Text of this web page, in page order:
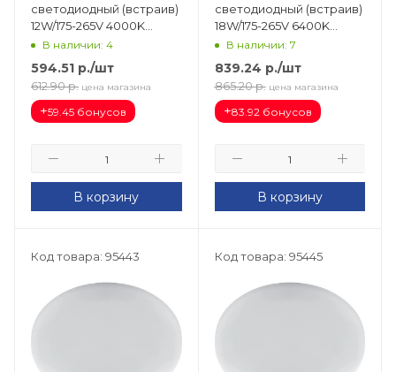
светодиодный (встраив)
12W/175-265V 4000K
1200Лм IP20 белый
(AL509) d120х20 рег. до
90мм 41208
В наличии: 4
594.51 р./шт
612.90 р. цена магазина
+59.45 бонусов
В корзину
светодиодный (встраив)
18W/175-265V 6400K
1800Лм IP20 белый
(AL509) d170х20 рег. до
130мм 41213
В наличии: 7
839.24 р./шт
865.20 р. цена магазина
+83.92 бонусов
В корзину
Код товара: 95443 Код товара: 95445